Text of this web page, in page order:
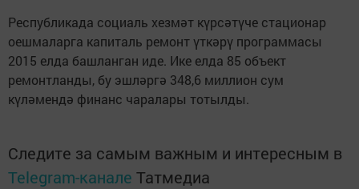
Республикада социаль хезмәт күрсәтүче стационар
оешмаларга капиталь ремонт үткәрү программасы
2015 елда башланган иде. Ике елда 85 объект
ремонтланды, бу эшләргә 348,6 миллион сум
күләмендә финанс чаралары тотылды.
Следите за самым важным и интересным в
Telegram-канале Татмедиа